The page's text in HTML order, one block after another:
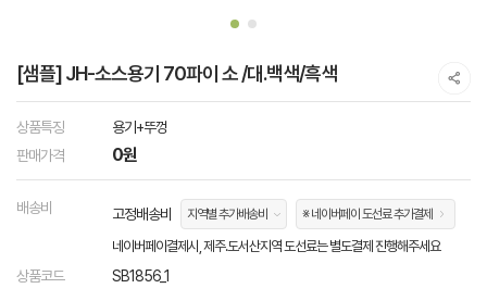
[샘플] JH-소스용기 70파이 소 /대.백색/흑색
상품특징
용기+뚜껑
판매가격
0원
배송비 고정배송비 지역별 추가배송비 ※ 네이버페이 도선료 추가결제
네이버페이결제시, 제주.도서산지역 도선료는 별도결제 진행해주세요
상품코드 SB1856_1